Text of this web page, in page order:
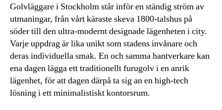
Golvläggare i Stockholm står inför en ständig ström av
utmaningar, från vårt käraste skeva 1800-talshus på
söder till den ultra-modernt designade lägenheten i city.
Varje uppdrag är lika unikt som stadens invånare och
deras individuella smak. En och samma hantverkare kan
ena dagen lägga ett traditionellt furugolv i en anrik
lägenhet, för att dagen därpå ta sig an en high-tech
lösning i ett minimalistiskt kontorsrum.